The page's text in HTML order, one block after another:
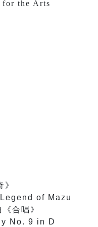
for the Arts
of Mazu
合唱》
No. 9 in D